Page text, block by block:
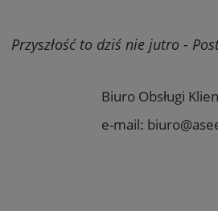
Przyszłość to dziś nie jutro -
Biuro Obsługi
e-mail: